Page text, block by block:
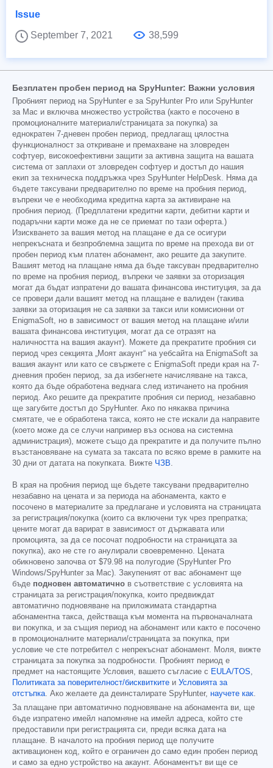
Issue
September 7, 2021
38,599
Безплатен пробен период на SpyHunter: Важни условия
Пробният период на SpyHunter е за SpyHunter Pro или SpyHunter
за Mac и включва множество устройства (както е посочено в
промоционалните материали/страницата за покупка) за
еднократен 7-дневен пробен период, предлагащ цялостна
функционалност за откриване и премахване на зловреден
софтуер, високоефективни защити за активна защита на вашата
система от заплахи от зловреден софтуер и достъп до нашия
екип за техническа поддръжка чрез SpyHunter HelpDesk. Няма да
бъдете таксувани предварително по време на пробния период,
въпреки че е необходима кредитна карта за активиране на
пробния период. (Предплатени кредитни карти, дебитни карти и
подаръчни карти може да не се приемат по тази оферта.)
Изискването за вашия метод на плащане е да се осигури
непрекъсната и безпроблемна защита по време на прехода ви от
пробен период към платен абонамент, ако решите да закупите.
Вашият метод на плащане няма да бъде таксуван предварително
по време на пробния период, въпреки че заявки за оторизация
могат да бъдат изпратени до вашата финансова институция, за да
се провери дали вашият метод на плащане е валиден (такива
заявки за оторизация не са заявки за такси или комисионни от
EnigmaSoft, но в зависимост от вашия метод на плащане и/или
вашата финансова институция, могат да се отразят на
наличността на вашия акаунт). Можете да прекратите пробния си
период чрез секцията „Моят акаунт“ на уебсайта на EnigmaSoft за
вашия акаунт или като се свържете с EnigmaSoft преди края на 7-
дневния пробен период, за да избегнете начисляване на такса,
която да бъде обработена веднага след изтичането на пробния
период. Ако решите да прекратите пробния си период, незабавно
ще загубите достъп до SpyHunter. Ако по някаква причина
смятате, че е обработена такса, която не сте искали да направите
(което може да се случи например въз основа на системна
администрация), можете също да прекратите и да получите пълно
възстановяване на сумата за таксата по всяко време в рамките на
30 дни от датата на покупката. Вижте ЧЗВ.
В края на пробния период ще бъдете таксувани предварително
незабавно на цената и за периода на абонамента, както е
посочено в материалите за предлагане и условията на страницата
за регистрация/покупка (които са включени тук чрез препратка;
цените могат да варират в зависимост от държавата или
промоцията, за да се посочат подробности на страницата за
покупка), ако не сте го анулирали своевременно. Цената
обикновено започва от $79.98 на полугодие (SpyHunter Pro
Windows/SpyHunter за Mac). Закупеният от вас абонамент ще
бъде подновен автоматично в съответствие с условията на
страницата за регистрация/покупка, които предвиждат
автоматично подновяване на приложимата стандартна
абонаментна такса, действаща към момента на първоначалната
ви покупка, и за същия период на абонамент или както е посочено
в промоционалните материали/страницата за покупка, при
условие че сте потребител с непрекъснат абонамент. Моля, вижте
страницата за покупка за подробности. Пробният период е
предмет на настоящите Условия, вашето съгласие с EULA/TOS,
Политиката за поверителност/бисквитките и Условията за
отстъпка. Ако желаете да деинсталирате SpyHunter, научете как.
За плащане при автоматично подновяване на абонамента ви, ще
бъде изпратено имейл напомняне на имейл адреса, който сте
предоставили при регистрацията си, преди всяка дата на
плащане. В началото на пробния период ще получите
активационен код, който е ограничен до само един пробен период
и само за едно устройство на акаунт. Абонаментът ви ще се